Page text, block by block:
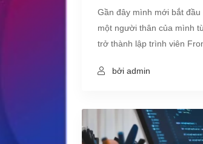
Developer cần
Gần đây mình mới bắt
một người thân của mình
trở thành lập trình viên
nghệ thông tin hiện nay.
cần phải nắm để cho
không có dễ như trước,
thời buổi cạnh tranh này là
bởi admin